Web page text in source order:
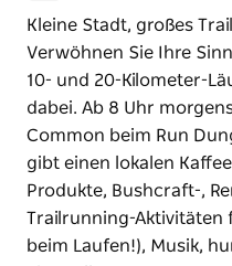
Kleine Stadt, großes
Verwöhnen Sie Ihre
10- und 20-Kilometer-
dabei. Ab 8 Uhr
Common beim Run
gibt einen lokalen
Produkte, Bushcraft-,
Trailrunning-Aktivitäten
beim Laufen!), Musik,